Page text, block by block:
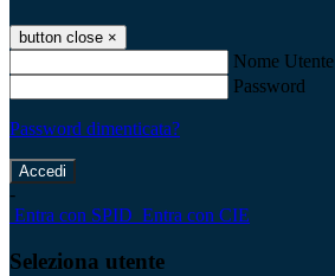
button close ×
Nome Utente
Password
Password dimenticata?
-
Entra con SPID Entra con CIE
Seleziona utente